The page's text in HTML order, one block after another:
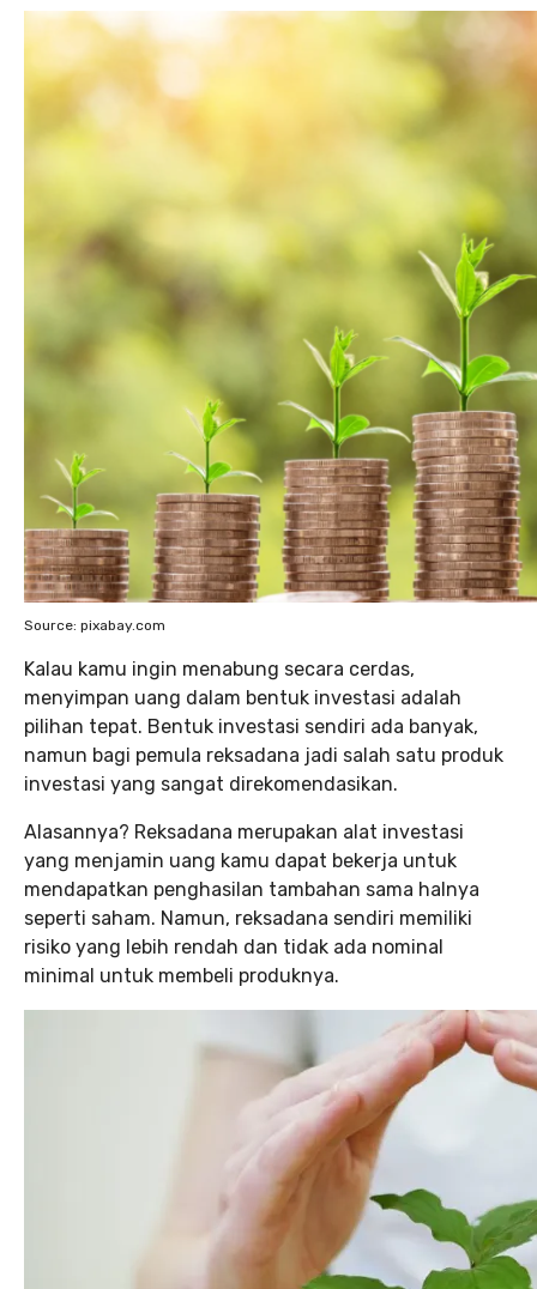
Source: pixabay.com
Kalau kamu ingin menabung secara cerdas,
menyimpan uang dalam bentuk investasi adalah
pilihan tepat. Bentuk investasi sendiri ada banyak,
namun bagi pemula reksadana jadi salah satu produk
investasi yang sangat direkomendasikan.
Alasannya? Reksadana merupakan alat investasi
yang menjamin uang kamu dapat bekerja untuk
mendapatkan penghasilan tambahan sama halnya
seperti saham. Namun, reksadana sendiri memiliki
risiko yang lebih rendah dan tidak ada nominal
minimal untuk membeli produknya.